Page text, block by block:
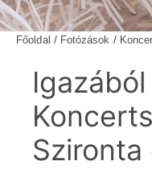
Főoldal / Fotózások /